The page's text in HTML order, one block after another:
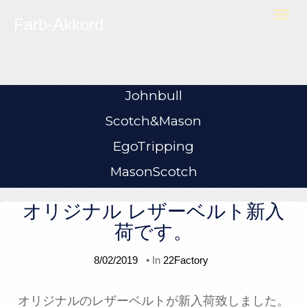
T
o
g
g
l
e
n
a
v
i
Skip to content
Farb-Akkord
Johnbull
Scotch&Mason
EgoTripping
MasonScotch
オリジナル レザーベルト新入
荷です。
8/02/2019• In 22Factory
オリジナルのレザーベルトが新入荷致しました。